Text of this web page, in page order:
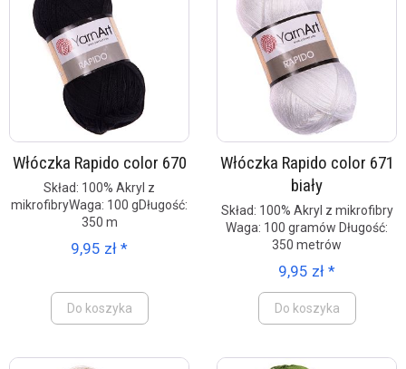
Włóczka Rapido color 670
Skład: 100% Akryl z
mikrofibryWaga: 100 gDługość:
350 m
9,95 zł *
Do koszyka
Włóczka Rapido color 671
biały
Skład: 100% Akryl z mikrofibry
Waga: 100 gramów Długość:
350 metrów
9,95 zł *
Do koszyka